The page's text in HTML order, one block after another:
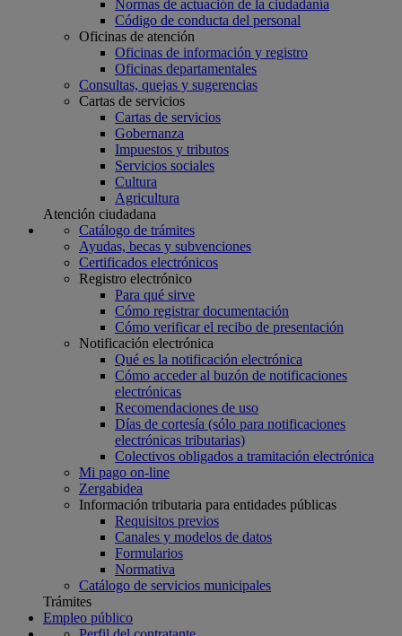
Normas de actuación de la ciudadanía
Código de conducta del personal
Oficinas de atención
Oficinas de información y registro
Oficinas departamentales
Consultas, quejas y sugerencias
Cartas de servicios
Cartas de servicios
Gobernanza
Impuestos y tributos
Servicios sociales
Cultura
Agricultura
Atención ciudadana
Catálogo de trámites
Ayudas, becas y subvenciones
Certificados electrónicos
Registro electrónico
Para qué sirve
Cómo registrar documentación
Cómo verificar el recibo de presentación
Notificación electrónica
Qué es la notificación electrónica
Cómo acceder al buzón de notificaciones
electrónicas
Recomendaciones de uso
Días de cortesía (sólo para notificaciones
electrónicas tributarias)
Colectivos obligados a tramitación electrónica
Mi pago on-line
Zergabidea
Información tributaria para entidades públicas
Requisitos previos
Canales y modelos de datos
Formularios
Normativa
Catálogo de servicios municipales
Trámites
Empleo público